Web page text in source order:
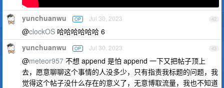
42
yunchuanwu OP Jul 30, 2023
@clockOS 哈哈哈哈哈哈 6
43
yunchuanwu OP Jul 30, 2023
@meteor957 不想 append 是怕 append 一下又把帖子顶上
去，愿意聊聊这个事情的人没多少，只有指责我标题的问题，我
觉得这个帖子没什么存在的意义了，无意博取流量，我也不知道